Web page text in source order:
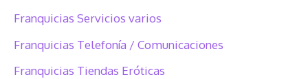
Franquicias Servicios varios
Franquicias Telefonía / Comunicaciones
Franquicias Tiendas Eróticas